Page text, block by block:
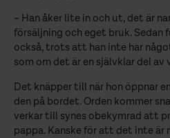
– Han åker lite in och ut, det är
försäljning och eget bruk. Sedan
också, trots att han inte har
som om det är en självklar del av
Det knäpper till när hon öppnar
den på bordet. Orden kommer
verkar till synes obekymrad att
pappa. Kanske för att det inte är